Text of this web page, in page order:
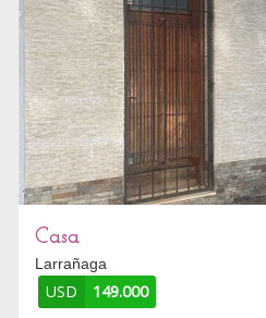
Casa
Larrañaga
USD 149.000